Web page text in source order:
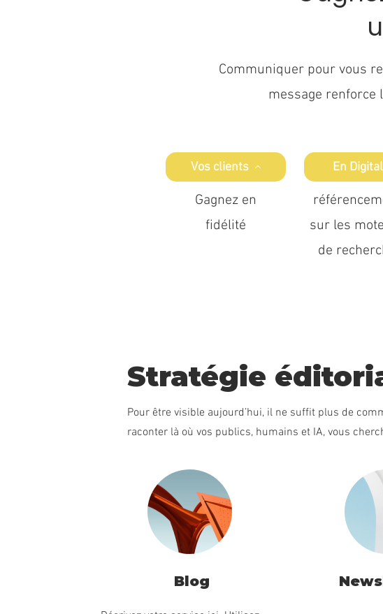
Communiquer pour vous
message renforce
Vos clients
Gagnez en
fidélité
En Digital
sur les
de
Stratégie
Pour être visible aujourd’hui, il ne suffit plus de
raconter là où vos publics, humains et IA, vous
Blog